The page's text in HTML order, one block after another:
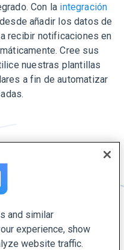
Con la integración
añadir los datos de
recibir notificaciones en
Cree sus
nuestras plantillas
a fin de automatizar
and similar
experience, show
website traffic.